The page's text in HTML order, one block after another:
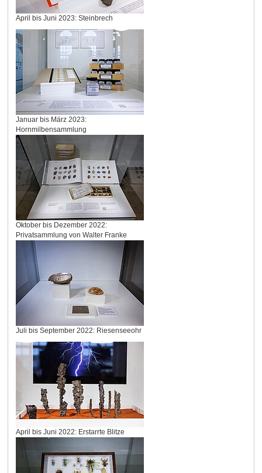
April bis Juni 2023: Steinbrech
Januar bis März 2023:
Hornmilbensammlung
Oktober bis Dezember 2022:
Privatsammlung von Walter Franke
Juli bis September 2022: Riesenseeohr
April bis Juni 2022: Erstarrte Blitze